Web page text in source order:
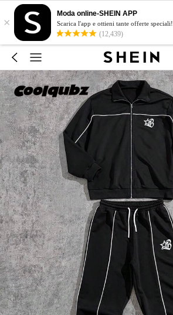
×
Moda online-SHEIN APP
Scarica l'app e ottieni tante offerte speciali!
(12,439)